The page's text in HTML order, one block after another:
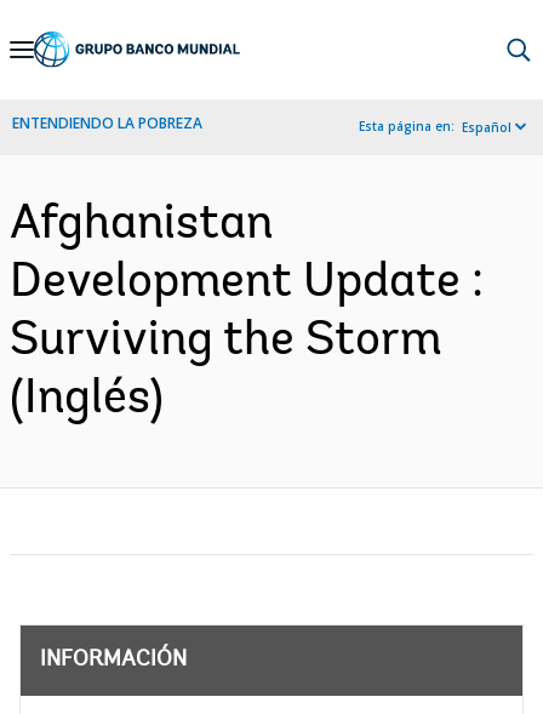
Skip
Navigation
ENTENDIENDO LA POBREZA Esta página en: Español
Afghanistan
Development Update :
Surviving the Storm
(Inglés)
INFORMACIÓN